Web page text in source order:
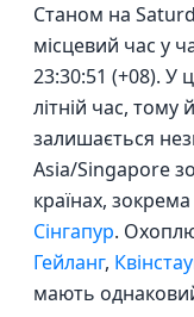
Станом на
місцевий час у
23:30:51 (+08). У
літній час, тому
залишається
Asia/Singapore
країнах,
Сінгапур.
Гейланг,
мають